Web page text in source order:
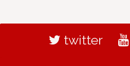
twitter